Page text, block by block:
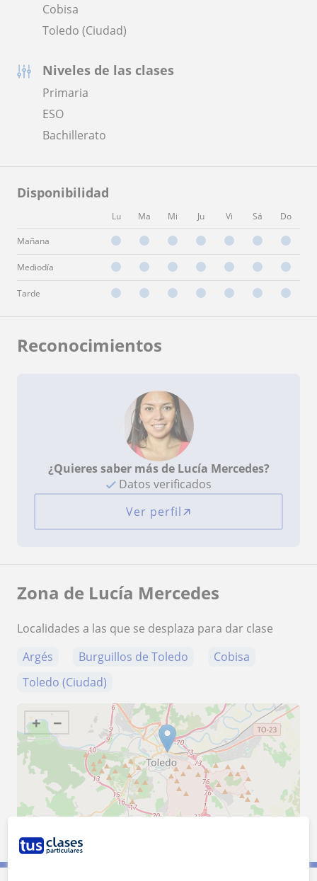
Cobisa
Toledo (Ciudad)
Niveles de las clases
Primaria
ESO
Bachillerato
Disponibilidad
Lu Ma Mi Ju Vi Sá Do
Mañana
Mediodía
Tarde
Reconocimientos
¿Quieres saber más de Lucía Mercedes?
Datos verificados
Ver perfil
Zona de Lucía Mercedes
Localidades a las que se desplaza para dar clase
Argés
Burguillos de Toledo
Cobisa
Toledo (Ciudad)
+ −
3 mi